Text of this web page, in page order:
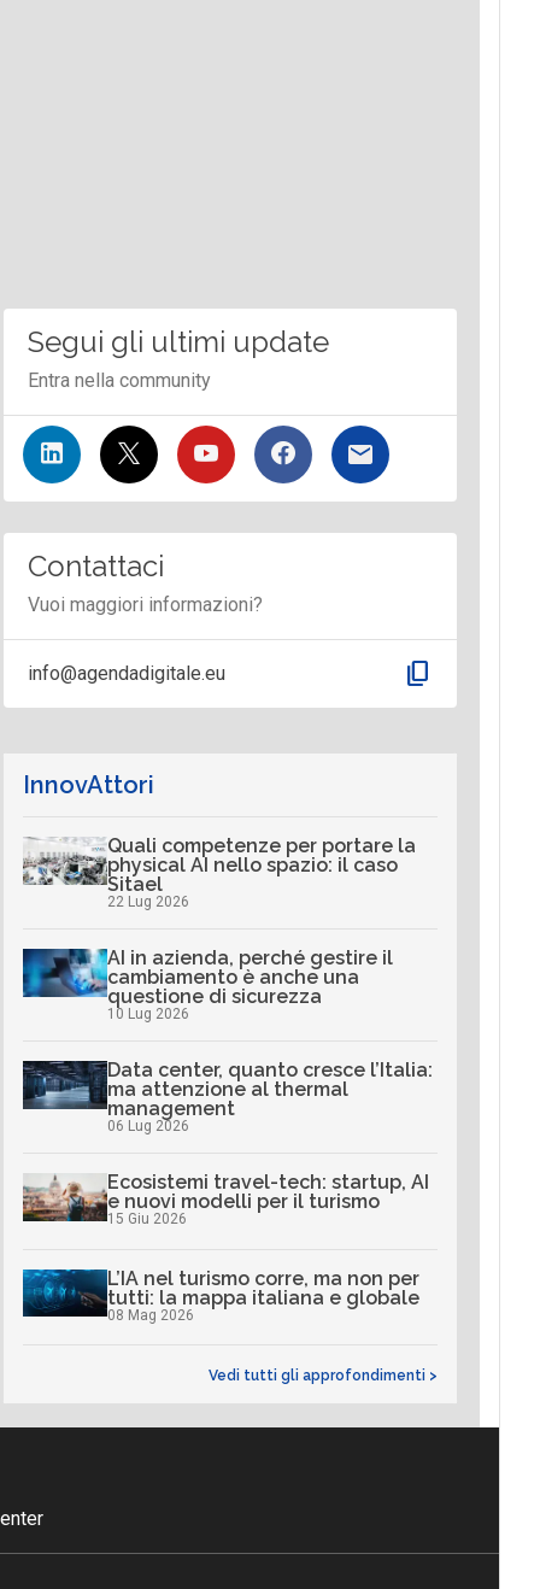
Segui gli ultimi update
Entra nella community
Contattaci
Vuoi maggiori informazioni?
info@agendadigitale.eu content_copy
InnovAttori
Quali competenze per portare la
physical AI nello spazio: il caso
Sitael
22 Lug 2026
AI in azienda, perché gestire il
cambiamento è anche una
questione di sicurezza
10 Lug 2026
Data center, quanto cresce l’Italia:
ma attenzione al thermal
management
06 Lug 2026
Ecosistemi travel-tech: startup, AI
e nuovi modelli per il turismo
15 Giu 2026
L’IA nel turismo corre, ma non per
tutti: la mappa italiana e globale
08 Mag 2026
Vedi tutti gli approfondimenti >